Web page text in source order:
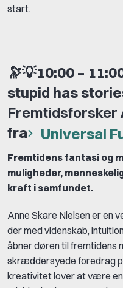
start.
🔭💡10:00 –
stupid has
Fremtidsforsker
fra
Universal
Fremtidens fantasi og
muligheder,
kraft i samfundet.
Anne Skare Nielsen er en
der med videnskab,
åbner døren til fremtidens
skræddersyede foredrag
kreativitet lover at være